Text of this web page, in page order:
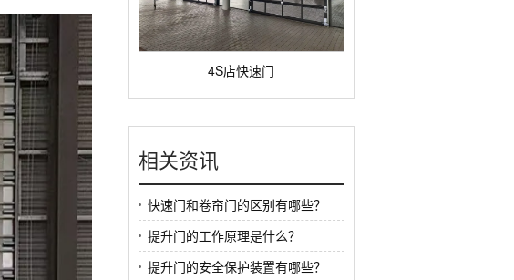
4S店快速门
相关资讯
快速门和卷帘门的区别有哪些？
提升门的工作原理是什么？
提升门的安全保护装置有哪些？